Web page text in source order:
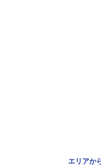
エリアか